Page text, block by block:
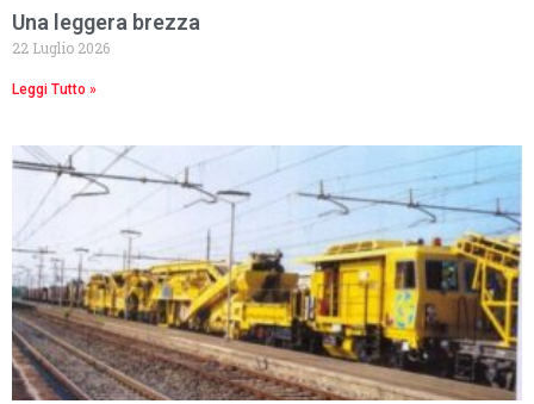
Una leggera brezza
22 Luglio 2026
Leggi Tutto »